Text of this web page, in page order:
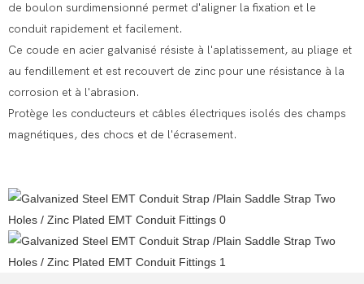
de boulon surdimensionné permet d'aligner la fixation et le
conduit rapidement et facilement.
Ce coude en acier galvanisé résiste à l'aplatissement, au pliage et
au fendillement et est recouvert de zinc pour une résistance à la
corrosion et à l'abrasion.
Protège les conducteurs et câbles électriques isolés des champs
magnétiques, des chocs et de l'écrasement.